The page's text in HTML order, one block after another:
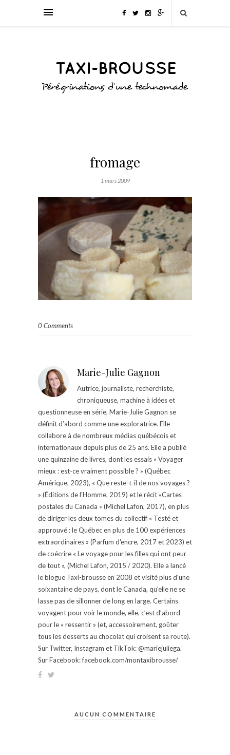
fromage
1 mars 2009
0 Comments
Marie-Julie Gagnon
Autrice, journaliste, recherchiste,
chroniqueuse, machine à idées et
questionneuse en série, Marie-Julie Gagnon se
définit d’abord comme une exploratrice. Elle
collabore à de nombreux médias québécois et
internationaux depuis plus de 25 ans. Elle a publié
une quinzaine de livres, dont les essais « Voyager
mieux : est-ce vraiment possible ? » (Québec
Amérique, 2023), « Que reste-t-il de nos voyages ?
» (Éditions de l'Homme, 2019) et le récit «Cartes
postales du Canada » (Michel Lafon, 2017), en plus
de diriger les deux tomes du collectif « Testé et
approuvé : le Québec en plus de 100 expériences
extraordinaires » (Parfum d'encre, 2017 et 2023) et
de coécrire « Le voyage pour les filles qui ont peur
de tout », (Michel Lafon, 2015 / 2020). Elle a lancé
le blogue Taxi-brousse en 2008 et visité plus d'une
soixantaine de pays, dont le Canada, qu'elle ne se
lasse pas de sillonner de long en large. Certains
voyagent pour voir le monde, elle, c’est d’abord
pour le « ressentir » (et, accessoirement, goûter
tous les desserts au chocolat qui croisent sa route).
Sur Twitter, Instagram et TikTok: @mariejuliega.
Sur Facebook: facebook.com/montaxibrousse/
AUCUN COMMENTAIRE